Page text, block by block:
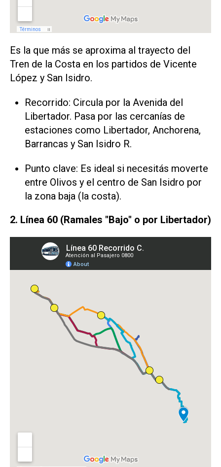
Es la que más se aproxima al trayecto del
Tren de la Costa en los partidos de Vicente
López y San Isidro.
Recorrido: Circula por la Avenida del
Libertador. Pasa por las cercanías de
estaciones como Libertador, Anchorena,
Barrancas y San Isidro R.
Punto clave: Es ideal si necesitás moverte
entre Olivos y el centro de San Isidro por
la zona baja (la costa).
2. Línea 60 (Ramales "Bajo" o por Libertador)